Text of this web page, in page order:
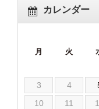
カレンダー
月 火
3
4
10
11